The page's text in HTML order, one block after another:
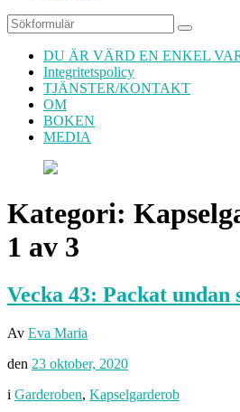
Sök
DU ÄR VÄRD EN ENKEL
Integritetspolicy
TJÄNSTER/KONTAKT
OM
BOKEN
MEDIA
Kategori:
1 av 3
Vecka 43: Packat
Av Eva Maria
den 23 oktober, 2020
i Garderoben, Kapselgarderob